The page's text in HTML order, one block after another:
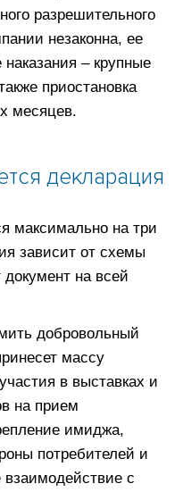
разрешительного
незаконна, ее
– крупные
приостановка
месяцев.
декларация
максимально на три
зависит от схемы
документ на всей
добровольный
массу
в выставках и
на прием
имиджа,
потребителей и
взаимодействие с